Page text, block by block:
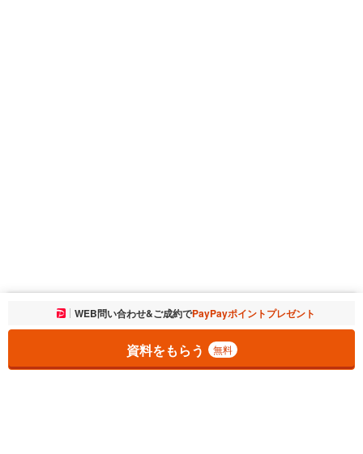
お気に入りに追加しました。 一覧を開く
WEB問い合わせ&ご成約でPayPayポイントプレゼント
資料をもらう 無料